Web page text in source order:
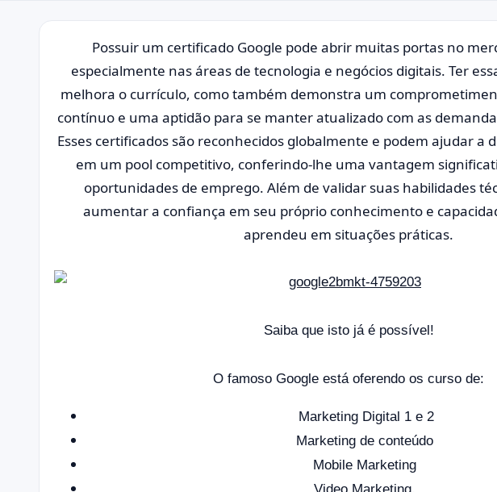
Possuir um certificado Google pode abrir muitas portas no
especialmente nas áreas de tecnologia e negócios digitais. Ter
melhora o currículo, como também demonstra um
contínuo e uma aptidão para se manter atualizado com as
Esses certificados são reconhecidos globalmente e podem ajudar a
em um pool competitivo, conferindo-lhe uma vantagem
oportunidades de emprego. Além de validar suas habilidades
aumentar a confiança em seu próprio conhecimento e
aprendeu em situações práticas.
Saiba que isto já é possível!
O famoso Google está oferendo os curso de:
Marketing Digital 1 e 2
Marketing de conteúdo
Mobile Marketing